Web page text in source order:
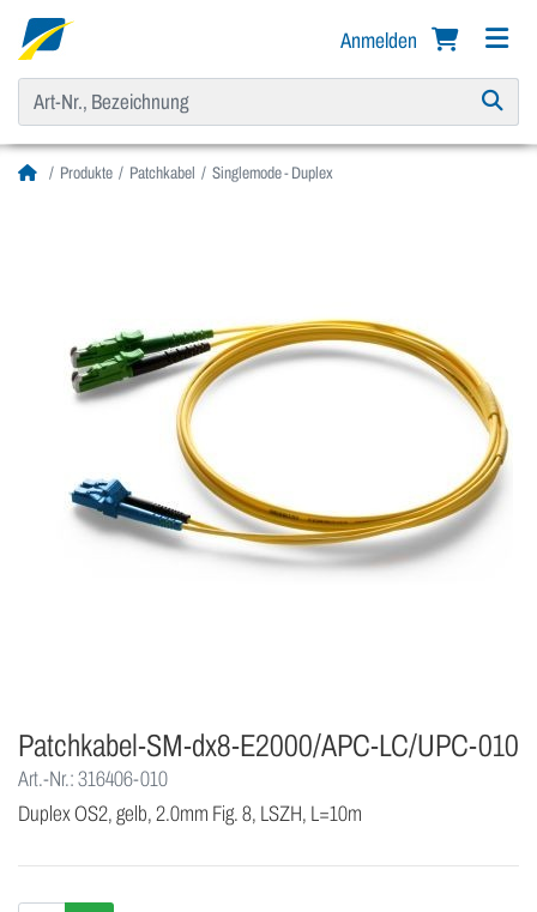
Anmelden
Produkte Patchkabel Singlemode - Duplex
Patchkabel-SM-dx8-E2000/APC-LC/UPC-010
Art.-Nr.: 316406-010
Duplex OS2, gelb, 2.0mm Fig. 8, LSZH, L=10m